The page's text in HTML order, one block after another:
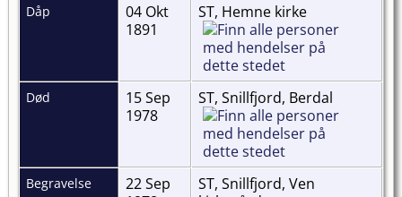
Dåp
04 Okt
1891
ST, Hemne kirke
Død
15 Sep
1978
ST, Snillfjord, Berdal
Begravelse
22 Sep
ST, Snillfjord, Ven